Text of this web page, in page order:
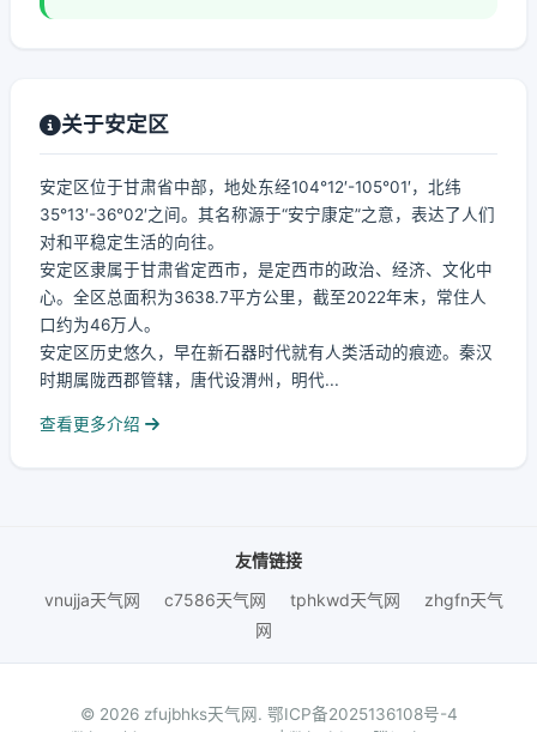
关于安定区
安定区位于甘肃省中部，地处东经104°12′-105°01′，北纬
35°13′-36°02′之间。其名称源于“安宁康定”之意，表达了人们
对和平稳定生活的向往。
安定区隶属于甘肃省定西市，是定西市的政治、经济、文化中
心。全区总面积为3638.7平方公里，截至2022年末，常住人
口约为46万人。
安定区历史悠久，早在新石器时代就有人类活动的痕迹。秦汉
时期属陇西郡管辖，唐代设渭州，明代...
查看更多介绍
友情链接
vnujja天气网
c7586天气网 tphkwd天气网
zhgfn天气
网
© 2026 zfujbhks天气网. 鄂ICP备2025136108号-4